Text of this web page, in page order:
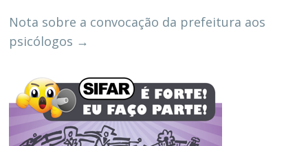
Nota sobre a convocação da prefeitura aos
psicólogos →